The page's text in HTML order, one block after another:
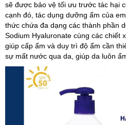
sẽ được bảo vệ tối ưu trước tác hại
cạnh đó, tác dụng dưỡng ẩm của
thức chứa đa dạng các thành phần
Sodium Hyaluronate cùng các chiết
giúp cấp ẩm và duy trì độ ẩm cần
sự mất nước qua da, giúp da luôn